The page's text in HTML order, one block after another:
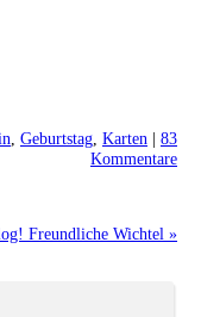
Geburtstag Karten | 83
Kommentare
Freundliche Wichtel »